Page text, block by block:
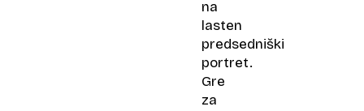
na
lasten
predsedniški
portret.
Gre
za